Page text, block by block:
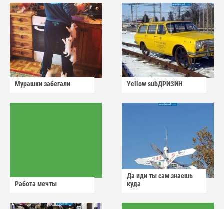
Мурашки забегали Yellow subДРИЗИН
Работа мечты
Да иди ты сам знаешь
куда